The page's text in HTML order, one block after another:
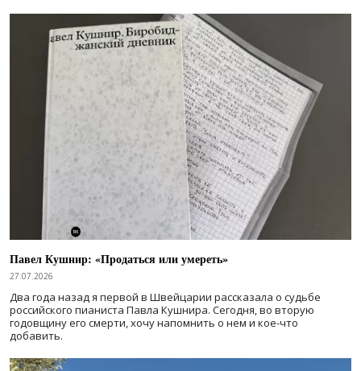
Павел Кушнир: «Продаться или умереть»
27.07.2026
Два года назад я первой в Швейцарии рассказала о судьбе
российского пианиста Павла Кушнира. Сегодня, во вторую
годовщину его смерти, хочу напомнить о нем и кое-что
добавить.